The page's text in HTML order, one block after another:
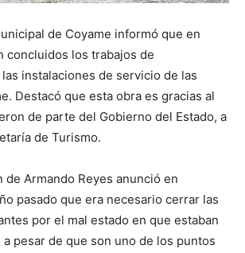
de Coyame informó que en
concluidos los trabajos de
instalaciones de servicio de las
Destacó que esta obra es gracias al
de parte del Gobierno del Estado, a
de Turismo.
de Armando Reyes anunció en
pasado que era necesario cerrar las
por el mal estado en que estaban
pesar de que son uno de los puntos